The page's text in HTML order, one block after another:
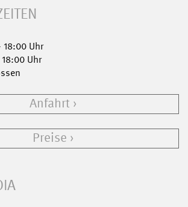
Uhr
Uhr
Anfahrt
Preise